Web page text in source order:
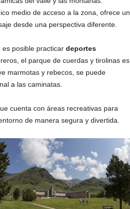
medio de acceso a la zona, ofrece un
desde una perspectiva diferente.
posible practicar deportes
el parque de cuerdas y tirolinas es
marmotas y rebecos, se puede
a las caminatas.
cuenta con áreas recreativas para
de manera segura y divertida.